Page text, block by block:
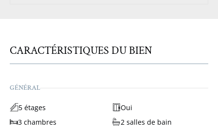
CARACTÉRISTIQUES DU BIEN
GÉNÉRAL
5 étages
Oui
3 chambres
2 salles de bain